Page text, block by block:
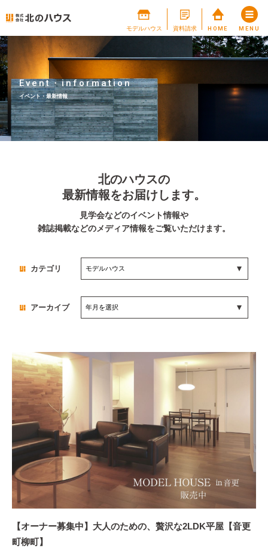
モデルハウス 資料請求 HOME MENU
Event・information
イベント・最新情報
北のハウスの
最新情報をお届けします。
見学会などのイベント情報や
雑誌掲載などのメディア情報をご覧いただけます。
カテゴリ
アーカイブ
【オーナー募集中】大人のための、贅沢な2LDK平屋【音更
町柳町】